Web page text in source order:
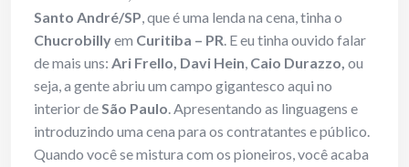
Santo André/SP, que é uma lenda na cena, tinha o
Chucrobillyem Curitiba – PR. E eu tinha ouvido falar
de mais uns: Ari Frello, Davi Hein, Caio Durazzo, ou
seja, a gente abriu um campo gigantesco aqui no
interior deSão Paulo. Apresentando as linguagens e
introduzindo uma cena para os contratantes e público.
Quando você se mistura com os pioneiros, você acaba